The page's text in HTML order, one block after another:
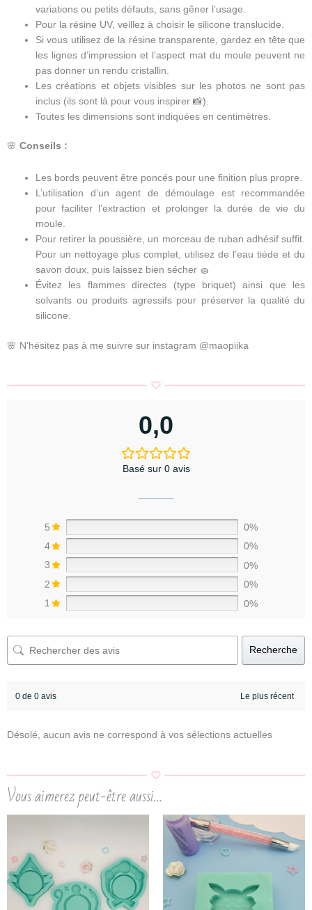
variations ou petits défauts, sans gêner l’usage.
Pour la résine UV, veillez à choisir le silicone translucide.
Si vous utilisez de la résine transparente, gardez en tête que
les lignes d’impression et l’aspect mat du moule peuvent ne
pas donner un rendu cristallin.
Les créations et objets visibles sur les photos ne sont pas
inclus (ils sont là pour vous inspirer 📸).
Toutes les dimensions sont indiquées en centimètres.
🌸 Conseils :
Les bords peuvent être poncés pour une finition plus propre.
L’utilisation d’un agent de démoulage est recommandée
pour faciliter l’extraction et prolonger la durée de vie du
moule.
Pour retirer la poussière, un morceau de ruban adhésif suffit.
Pour un nettoyage plus complet, utilisez de l’eau tiède et du
savon doux, puis laissez bien sécher 🧽
Évitez les flammes directes (type briquet) ainsi que les
solvants ou produits agressifs pour préserver la qualité du
silicone.
🌸 N’hésitez pas à me suivre sur instagram @maopiika
0,0
Basé sur 0 avis
5
0%
4
0%
3
0%
2
0%
1
0%
Recherche
0 de 0 avis
Désolé, aucun avis ne correspond à vos sélections actuelles
Vous aimerez peut-être aussi…
23,00 €